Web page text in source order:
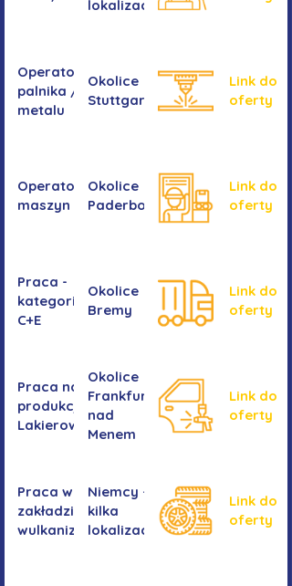
lokalizacji
Operator/operatorka
palnika / Cięcie
metalu
Okolice
Stuttgartu
Link do
oferty
Operator/operatorka
maszyn CNC
Okolice
Paderborn
Link do
oferty
Praca -
kategoria
C+E
Okolice
Bremy
Link do
oferty
Praca na
produkcji -
Lakierowanie
Okolice
Frankfurtu
nad
Menem
Link do
oferty
Praca w
zakładzie
wulkanizacyjnym
Niemcy -
kilka
lokalizacji
Link do
oferty